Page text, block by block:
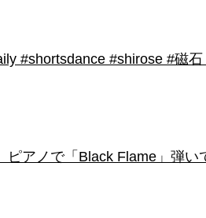
#shortsdance #shirose #磁
ピアノで「Black Flame」弾